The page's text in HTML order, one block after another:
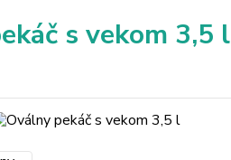
s vekom 3,5 l